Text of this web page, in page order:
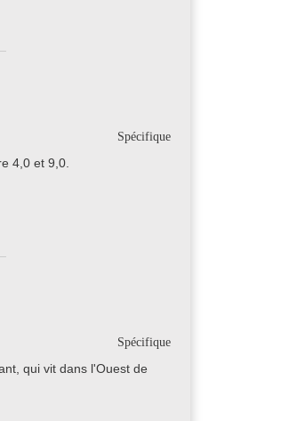
Spécifique
4,0 et 9,0.
Spécifique
qui vit dans l'Ouest de